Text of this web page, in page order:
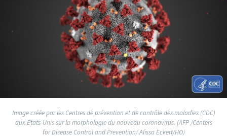
Image créée par les Centres de prévention et de contrôle des maladies (CDC)
aux Etats-Unis sur la morphologie du nouveau coronavirus. (AFP /Centers
for Disease Control and Prevention/ Alissa Eckert/HO)